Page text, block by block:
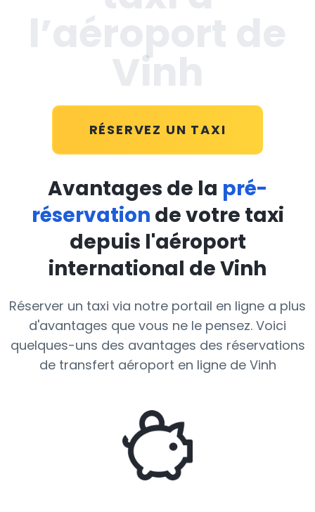
Vinh
RÉSERVEZ UN TAXI
Avantages de la pré-
réservation de votre taxi
depuis l'aéroport
international de Vinh
Réserver un taxi via notre portail en ligne a plus
d'avantages que vous ne le pensez. Voici
quelques-uns des avantages des réservations
de transfert aéroport en ligne de Vinh